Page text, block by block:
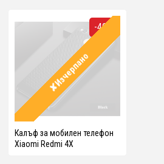
-40%
✘Изчерпано
Калъф за мобилен телефон
Xiaomi Redmi 4X